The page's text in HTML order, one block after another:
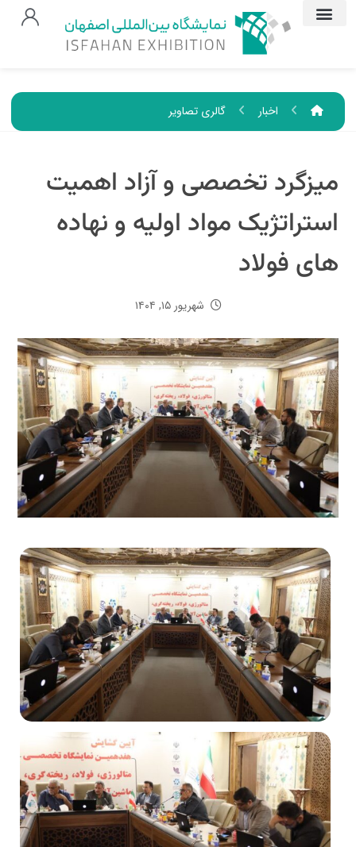
اخبار گالری تصاویر
میزگرد تخصصی و آزاد اهمیت
استراتژیک مواد اولیه و نهاده
های فولاد
شهریور ۱۵, ۱۴۰۴